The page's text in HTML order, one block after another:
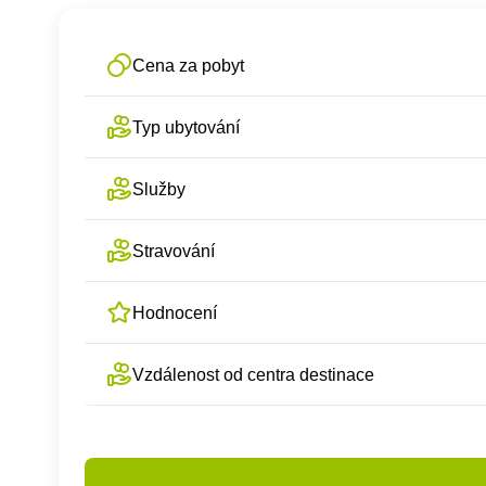
Cena za pobyt
Typ ubytování
Služby
Stravování
Hodnocení
Vzdálenost od centra destinace